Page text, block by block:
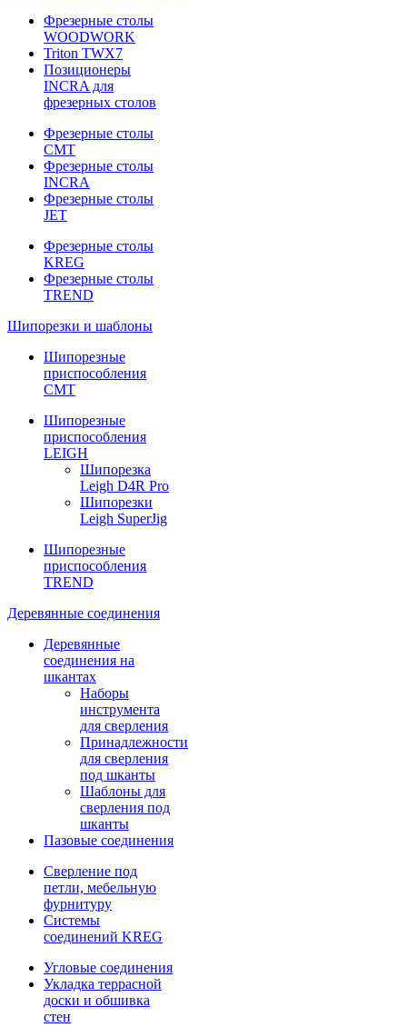
Фрезерные столы
WOODWORK
Triton TWX7
Позиционеры
INCRA для
фрезерных столов
Фрезерные столы
CMT
Фрезерные столы
INCRA
Фрезерные столы
JET
Фрезерные столы
KREG
Фрезерные столы
TREND
Шипорезки и шаблоны
Шипорезные
приспособления
CMT
Шипорезные
приспособления
LEIGH
Шипорезка
Leigh D4R Pro
Шипорезки
Leigh SuperJig
Шипорезные
приспособления
TREND
Деревянные соединения
Деревянные
соединения на
шкантах
Наборы
инструмента
для сверления
Принадлежности
для сверления
под шканты
Шаблоны для
сверления под
шканты
Пазовые соединения
Сверление под
петли, мебельную
фурнитуру
Системы
соединений KREG
Угловые соединения
Укладка террасной
доски и обшивка
стен